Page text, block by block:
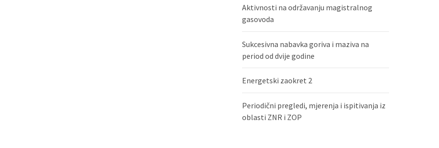
Aktivnosti na održavanju magistralnog
gasovoda
Sukcesivna nabavka goriva i maziva na
period od dvije godine
Energetski zaokret 2
Periodični pregledi, mjerenja i ispitivanja iz
oblasti ZNR i ZOP